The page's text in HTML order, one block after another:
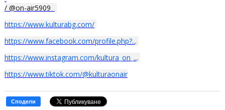
/ @on-air5909
https://www.kulturabg.com/
https://www.facebook.com/profile.php?...
https://www.instagram.com/kultura_on_...
https://www.tiktok.com/@kulturaonair
Сподели